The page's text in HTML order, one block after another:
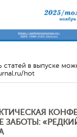
статей в выпуске
hot
ЗАБОТЫ: